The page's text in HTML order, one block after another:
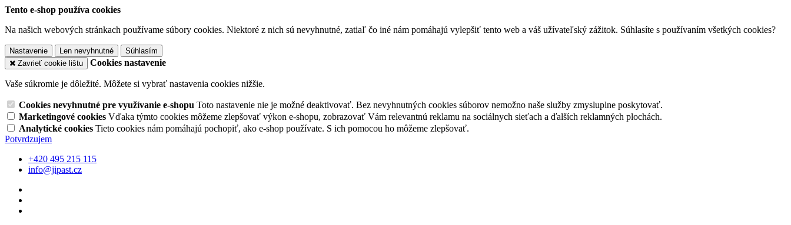
Tento e-shop používa cookies
Na našich webových stránkach používame súbory cookies. Niektoré z nich sú nevyhnutné, zatiaľ čo iné nám pomáhajú vylepšiť tento web a váš užívateľský zážitok. Súhlasíte s používaním všetkých cookies?
Nastavenie Len nevyhnutné
Súhlasím
Zavrieť cookie lištu
Cookies nastavenie
Vaše súkromie je dôležité. Môžete si vybrať nastavenia cookies nižšie.
Cookies nevyhnutné pre využívanie e-shopu Toto nastavenie nie je možné deaktivovať. Bez nevyhnutných cookies súborov nemožno naše služby zmysluplne poskytovať.
Marketingové cookies Vďaka týmto cookies môžeme zlepšovať výkon e-shopu, zobrazovať Vám relevantnú reklamu na sociálnych sieťach a ďalších reklamných plochách.
Analytické cookies Tieto cookies nám pomáhajú pochopiť, ako e-shop používate. S ich pomocou ho môžeme zlepšovať.
Potvrdzujem
+420 495 215 115
info@jipast.cz